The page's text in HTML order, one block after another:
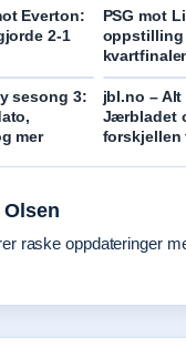
Everton:
2-1
PSG mot
oppstilling
sesong 3:
mer
jbl.no – Alt
Jærbladet
forskjellen
raske oppdateringer